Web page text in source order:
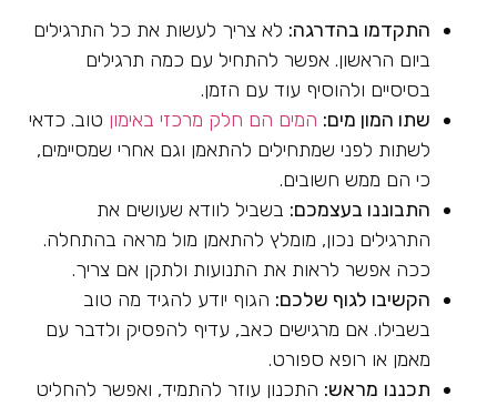
התקדמו בהדרגה: לא צריך לעשות את כל התרגילים
ביום הראשון. אפשר להתחיל עם כמה תרגילים
בסיסיים ולהוסיף עוד עם הזמן.
שתו המון מים: המים הם חלק מרכזי באימון טוב. כדאי
לשתות לפני שמתחילים להתאמן וגם אחרי שמסיימים,
כי הם ממש חשובים.
התבוננו בעצמכם: בשביל לוודא שעושים את
התרגילים נכון, מומלץ להתאמן מול מראה בהתחלה.
ככה אפשר לראות את התנועות ולתקן אם צריך.
הקשיבו לגוף שלכם: הגוף יודע להגיד מה טוב
בשבילו. אם מרגישים כאב, עדיף להפסיק ולדבר עם
מאמן או רופא ספורט.
תכננו מראש: התכנון עוזר להתמיד, ואפשר להחליט